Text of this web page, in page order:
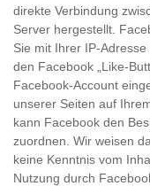
direkte Verbindung
Server hergestellt.
Sie mit Ihrer IP-
den Facebook „Like-
Facebook-Account
unserer Seiten auf
kann Facebook den
zuordnen. Wir weisen
keine Kenntnis vom
Nutzung durch